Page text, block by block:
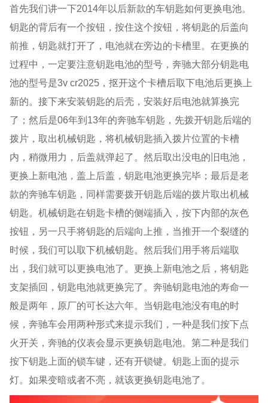
首先我们讲一下2014年以后新款的车钥匙如何更换电池。
钥匙的背后有一个按钮，按住这个按钮，将钥匙的后盖向
前推，钥匙就打开了，电池就在旁边的卡槽里。在更换的
过程中，一定要注意钥匙电池的型号，奔驰大部分钥匙电
池的型号是3v cr2025 ，抠开这个卡槽后取下电池后更换上
新的。接下来安装钥匙的后壳，安装好后电池就算换完
了；然后是06年到 13年的奔驰车钥匙，先拨开钥匙后端的
拨片，取出机械钥匙，将机械钥匙插入拨片位置的卡槽
内，稍微用力，后盖就弹起了。然后取出没电的旧电池，
更换上新电池，盖上后盖，钥匙电池更换完毕；最后是老
款的奔驰车钥匙，同样需要拨开钥匙后端的拨片取出机械
钥匙。机械钥匙在钥匙卡槽的侧端插入，按下内部的灰色
按钮，另一只手将钥匙的后端向上推，当推开一个裂缝的
时候，我们可以取下机械钥匙。然后我们用手将后端取
出，我们就可以更换电池了。更换上新电池之后，将钥匙
支架插回，钥匙电池就更换完了。奔驰钥匙电池的寿命一
般是两年，原厂的可长达六年。当钥匙电池没有电的时
候，奔驰车会用两种形式来提示我们，一种是我们按下点
火开关，奔驰的仪表会显示更换钥匙电池。第二种是我们
按下钥匙上面的锁车键，还有开锁键。钥匙上面的提示
灯。如果变暗或者不亮，就该更换钥匙电池了。